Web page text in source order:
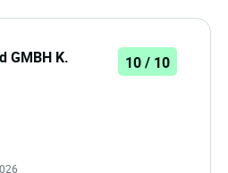
GMBH K. 10 / 10